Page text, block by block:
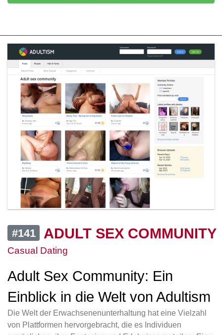
#141 ADULT SEX COMMUNITY
Casual Dating
Adult Sex Community: Ein
Einblick in die Welt von Adultism
Die Welt der Erwachsenenunterhaltung hat eine Vielzahl
von Plattformen hervorgebracht, die es Individuen